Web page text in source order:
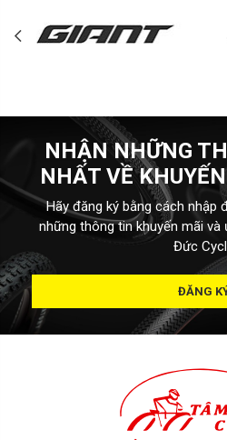
NHẬN NHỮNG
NHẤT VỀ
Hãy đăng ký bằng cách nhập
những thông tin khuyến mãi
Đức
ĐĂNG